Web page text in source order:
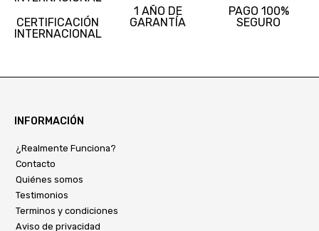
CERTIFICACIÓN
INTERNACIONAL
1 AÑO DE
GARANTÍA
PAGO 100%
SEGURO
INFORMACIÓN
¿Realmente Funciona?
Contacto
Quiénes somos
Testimonios
Terminos y condiciones
Aviso de privacidad